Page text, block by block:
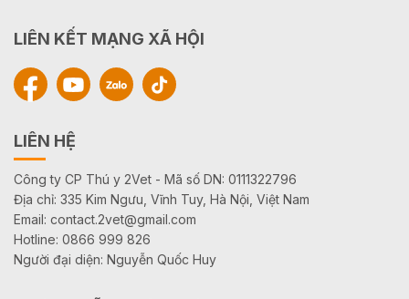
LIÊN KẾT MẠNG XÃ HỘI
LIÊN HỆ
Công ty CP Thú y 2Vet - Mã số DN: 0111322796
Địa chỉ: 335 Kim Ngưu, Vĩnh Tuy, Hà Nội, Việt Nam
Email: contact.2vet@gmail.com
Hotline: 0866 999 826
Người đại diện: Nguyễn Quốc Huy